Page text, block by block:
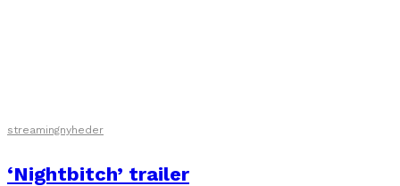
streamingnyheder
‘Nightbitch’ trailer